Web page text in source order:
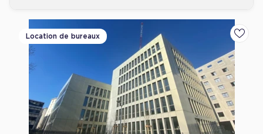
Location de bureaux